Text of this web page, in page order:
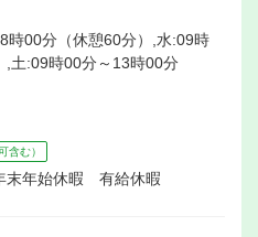
時00分（休憩60分）,水:09時
,土:09時00分～13時00分
含む）
年始休暇 有給休暇